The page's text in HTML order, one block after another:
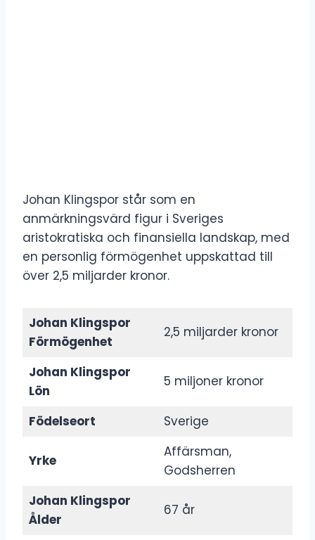
Johan Klingspor står som en
anmärkningsvärd figur i Sveriges
aristokratiska och finansiella landskap, med
en personlig förmögenhet uppskattad till
över 2,5 miljarder kronor.
Johan Klingspor
Förmögenhet
2,5 miljarder kronor
Johan Klingspor
Lön
5 miljoner kronor
Födelseort Sverige
Yrke
Affärsman,
Godsherren
Johan Klingspor
Ålder
67 år